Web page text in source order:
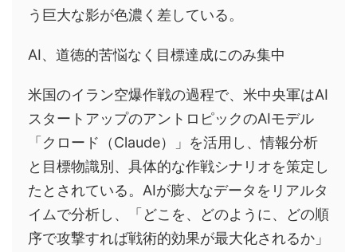
う巨大な影が色濃く差している。
AI、道徳的苦悩なく目標達成にのみ集中
米国のイラン空爆作戦の過程で、米中央軍はAI
スタートアップのアントロピックのAIモデル
「クロード（Claude）」を活用し、情報分析
と目標物識別、具体的な作戦シナリオを策定し
たとされている。AIが膨大なデータをリアルタ
イムで分析し、「どこを、どのように、どの順
序で攻撃すれば戦術的効果が最大化されるか」